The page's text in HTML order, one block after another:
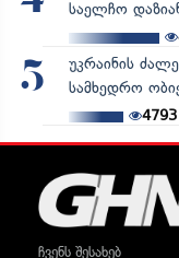
საელჩო
5
უკრაინის
სამხედრო
4793
ჩვენს შესახებ